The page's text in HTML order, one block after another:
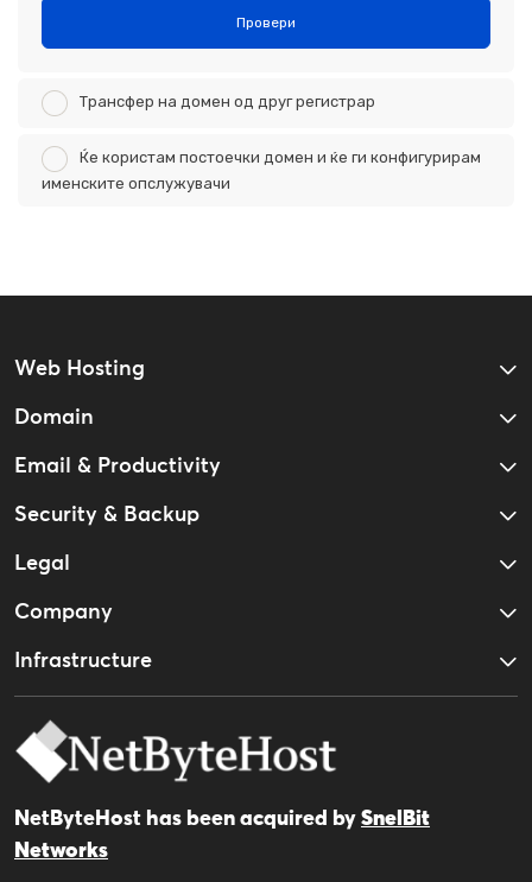
Провери
Трансфер на домен од друг регистрар
Ќе користам постоечки домен и ќе ги конфигурирам
именските опслужувачи
Web Hosting
Domain
Email & Productivity
Security & Backup
Legal
Company
Infrastructure
NetByteHost has been acquired by SnelBit
Networks